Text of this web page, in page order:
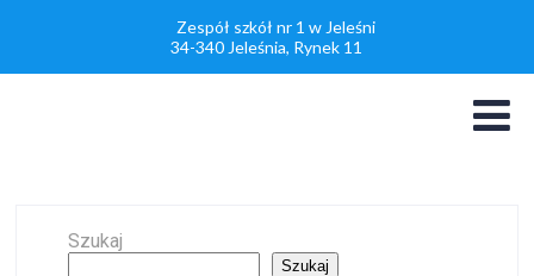
Zespół szkół nr 1 w Jeleśni
34-340 Jeleśnia, Rynek 11
Szukaj
Szukaj